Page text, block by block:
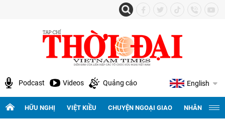
Podcast Videos Quảng cáo English
HỮU NGHỊ VIỆT KIỀU CHUYỆN NGOẠI GIAO NHÂN